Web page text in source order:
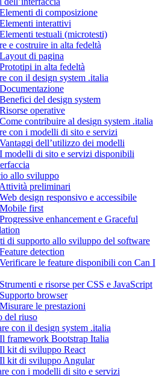
di composizione
interattivi
testuali (microtesti)
e costruire in alta fedeltà
di pagina
in alta fedeltà
con il design system .italia
del design system
operative
contribuire al design system .italia
con i modelli di sito e servizi
dell’utilizzo dei modelli
modelli di sito e servizi disponibili
allo sviluppo
preliminari
design responsivo e accessibile
first
enhancement e Graceful
di supporto allo sviluppo del software
detection
le feature disponibili con Can I
e risorse per CSS e JavaScript
browser
le prestazioni
del riuso
con il design system .italia
framework Bootstrap Italia
kit di sviluppo React
kit di sviluppo Angular
con i modelli di sito e servizi